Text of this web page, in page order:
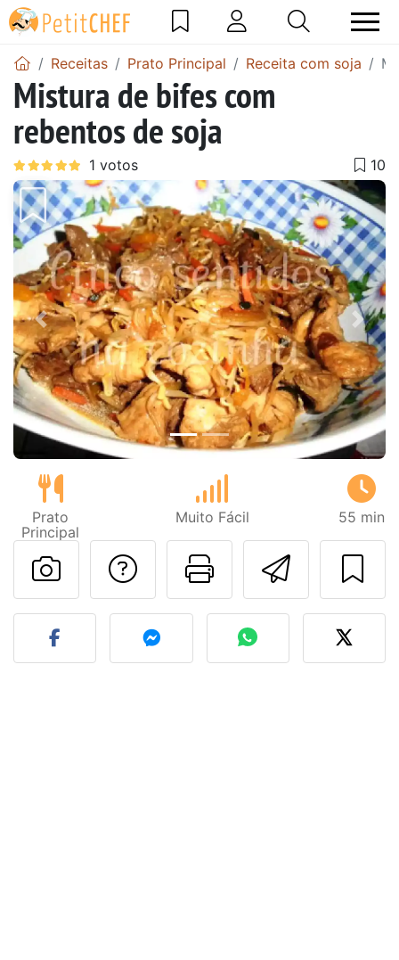
Receitas Prato Principal Receita com soja
Mistura de bifes com
rebentos de soja
Anterior Next
Prato
Principal
Muito Fácil 55 min
Imprima
Falar com o autor
Fez esta receita?